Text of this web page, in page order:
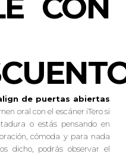
de puertas abiertas
oral con el escáner iTero si
o estás pensando en
cómoda y para nada
dicho, podrás observar el